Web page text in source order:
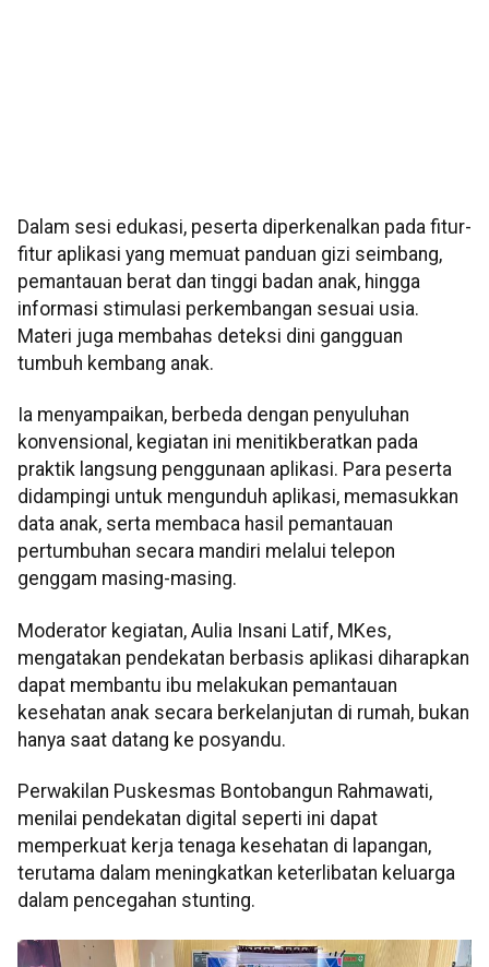
Dalam sesi edukasi, peserta diperkenalkan pada fitur-
fitur aplikasi yang memuat panduan gizi seimbang,
pemantauan berat dan tinggi badan anak, hingga
informasi stimulasi perkembangan sesuai usia.
Materi juga membahas deteksi dini gangguan
tumbuh kembang anak.
Ia menyampaikan, berbeda dengan penyuluhan
konvensional, kegiatan ini menitikberatkan pada
praktik langsung penggunaan aplikasi. Para peserta
didampingi untuk mengunduh aplikasi, memasukkan
data anak, serta membaca hasil pemantauan
pertumbuhan secara mandiri melalui telepon
genggam masing-masing.
Moderator kegiatan, Aulia Insani Latif, MKes,
mengatakan pendekatan berbasis aplikasi diharapkan
dapat membantu ibu melakukan pemantauan
kesehatan anak secara berkelanjutan di rumah, bukan
hanya saat datang ke posyandu.
Perwakilan Puskesmas Bontobangun Rahmawati,
menilai pendekatan digital seperti ini dapat
memperkuat kerja tenaga kesehatan di lapangan,
terutama dalam meningkatkan keterlibatan keluarga
dalam pencegahan stunting.